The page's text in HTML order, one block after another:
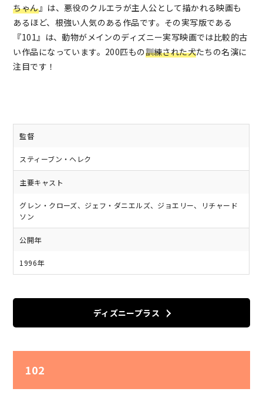
ちゃん』は、悪役のクルエラが主人公として描かれる映画も
あるほど、根強い人気のある作品です。その実写版である
『101』は、動物がメインのディズニー実写映画では比較的古
い作品になっています。200匹もの訓練された犬たちの名演に
注目です！
監督
スティーブン・ヘレク
主要キャスト
グレン・クローズ、ジェフ・ダニエルズ、ジョエリー、リチャード
ソン
公開年
1996年
ディズニープラス
102